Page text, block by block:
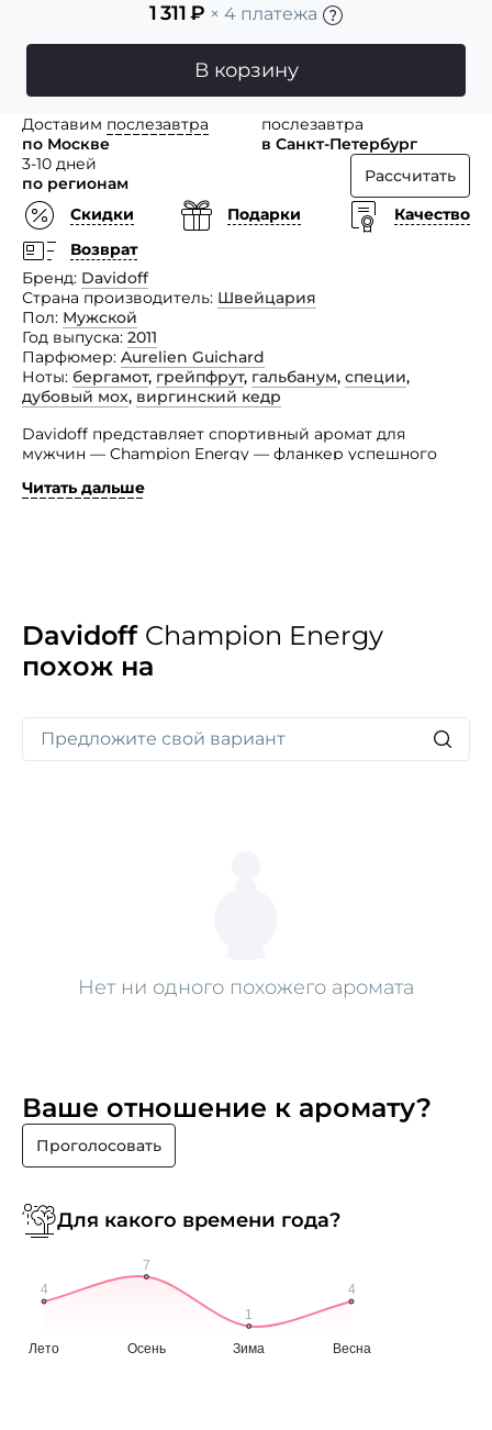
1 311₽ × 4 платежа
В корзину
Доставим послезавтра
по Москве
послезавтра
в Санкт-Петербург
3-10 дней
по регионам
Рассчитать
Скидки
Подарки
Качество
Возврат
Бренд Davidoff
Страна производитель Швейцария
Пол Мужской
Год выпуска 2011
Парфюмер Aurelien Guichard
Ноты бергамот, грейпфрут, гальбанум, специи,
дубовый мох, виргинский кедр
Davidoff представляет спортивный аромат для
мужчин — Champion Energy — фланкер успешного
Wood.
Читать дальше
Davidoff Champion Energy
похож на
Нет ни одного похожего аромата
Ваше отношение к аромату?
Проголосовать
Для какого времени года?